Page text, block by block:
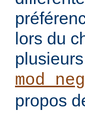
lors du
propos